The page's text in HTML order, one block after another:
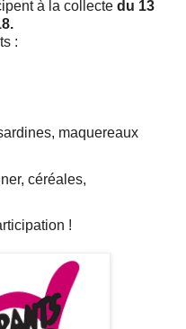
à la collecte du 13
:
maquereaux
céréales,
!